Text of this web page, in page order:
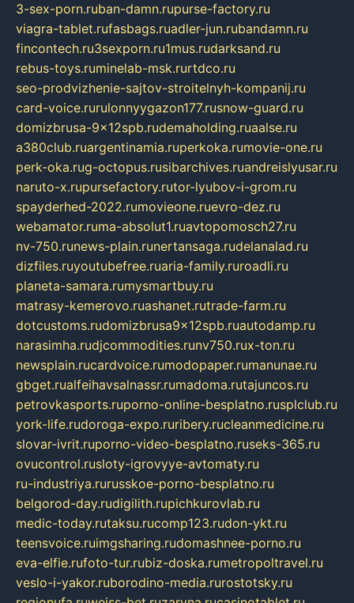
3-sex-porn.ruban-damn.rupurse-factory.ru
viagra-tablet.rufasbags.ruadler-jun.rubandamn.ru
fincontech.ru3sexporn.ru1mus.rudarksand.ru
rebus-toys.ruminelab-msk.rurtdco.ru
seo-prodvizhenie-sajtov-stroitelnyh-kompanij.ru
card-voice.rurulonnyygazon177.rusnow-guard.ru
domizbrusa-9x12spb.rudemaholding.ruaalse.ru
a380club.ruargentinamia.ruperkoka.rumovie-one.ru
perk-oka.rug-octopus.rusibarchives.ruandreislyusar.ru
naruto-x.rupursefactory.rutor-lyubov-i-grom.ru
spayderhed-2022.rumovieone.ruevro-dez.ru
webamator.ruma-absolut1.ruavtopomosch27.ru
nv-750.runews-plain.runertansaga.rudelanalad.ru
dizfiles.ruyoutubefree.ruaria-family.ruroadli.ru
planeta-samara.rumysmartbuy.ru
matrasy-kemerovo.ruashanet.rutrade-farm.ru
dotcustoms.rudomizbrusa9x12spb.ruautodamp.ru
narasimha.rudjcommodities.runv750.rux-ton.ru
newsplain.rucardvoice.rumodopaper.rumanunae.ru
gbget.rualfeihavsalnassr.rumadoma.rutajuncos.ru
petrovkasports.ruporno-online-besplatno.rusplclub.ru
york-life.rudoroga-expo.ruribery.rucleanmedicine.ru
slovar-ivrit.ruporno-video-besplatno.ruseks-365.ru
ovucontrol.rusloty-igrovyye-avtomaty.ru
ru-industriya.rurusskoe-porno-besplatno.ru
belgorod-day.rudigilith.rupichkurovlab.ru
medic-today.rutaksu.rucomp123.rudon-ykt.ru
teensvoice.ruimgsharing.rudomashnee-porno.ru
eva-elfie.rufoto-tur.rubiz-doska.rumetropoltravel.ru
veslo-i-yakor.ruborodino-media.rurostotsky.ru